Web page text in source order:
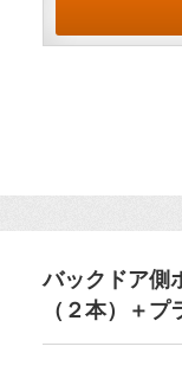
バックドア側
（２本）＋プ